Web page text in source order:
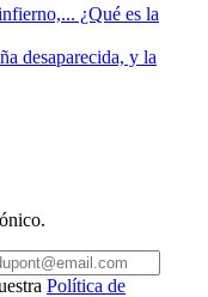
¿Qué es la
desaparecida, y la
Política de